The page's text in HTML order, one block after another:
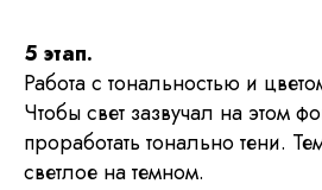
5 этап.
Работа с тональностью и
Чтобы свет зазвучал на этом
проработать тонально тени.
светлое на темном.